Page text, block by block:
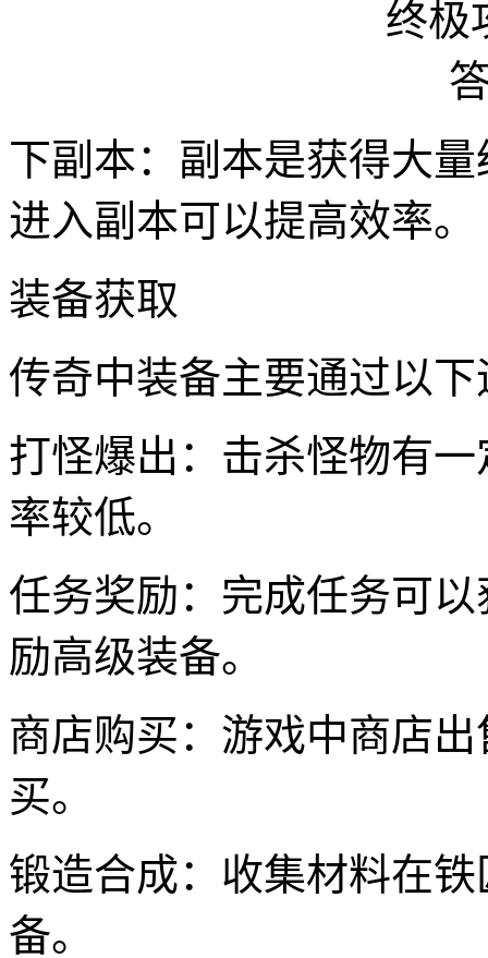
下副本：副本是获得大
进入副本可以提高效率。
装备获取
传奇中装备主要通过以
打怪爆出：击杀怪物有
率较低。
任务奖励：完成任务可
励高级装备。
商店购买：游戏中商店
买。
锻造合成：收集材料在
备。